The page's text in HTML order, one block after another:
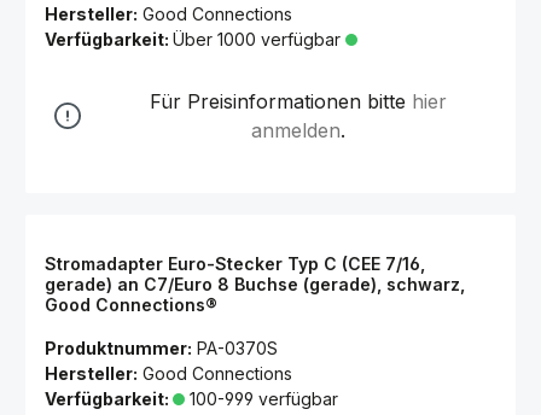
Hersteller: Good Connections
Verfügbarkeit: Über 1000 verfügbar
Für Preisinformationen bitte hier
anmelden.
Stromadapter Euro-Stecker Typ C (CEE 7/16,
gerade) an C7/Euro 8 Buchse (gerade), schwarz,
Good Connections®
Produktnummer: PA-0370S
Hersteller: Good Connections
Verfügbarkeit:
100-999 verfügbar